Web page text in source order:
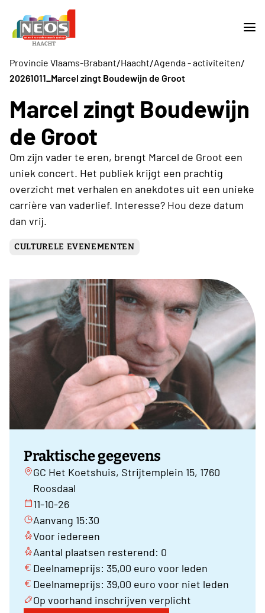
Provincie Vlaams-Brabant/Haacht/Agenda - activiteiten/
20261011_Marcel zingt Boudewijn de Groot
Marcel zingt Boudewijn
de Groot
Om zijn vader te eren, brengt Marcel de Groot een
uniek concert. Het publiek krijgt een prachtig
overzicht met verhalen en anekdotes uit een unieke
carrière van vaderlief. Interesse? Hou deze datum
dan vrij.
CULTURELE EVENEMENTEN
Praktische gegevens
GC Het Koetshuis, Strijtemplein 15, 1760
Roosdaal
11-10-26
Aanvang 15:30
Voor iedereen
Aantal plaatsen resterend: 0
Deelnameprijs: 35,00 euro voor leden
Deelnameprijs: 39,00 euro voor niet leden
Op voorhand inschrijven verplicht